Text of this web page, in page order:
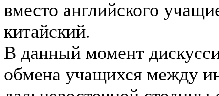
вместо английского
китайский.
В данный момент
обмена учащихся между